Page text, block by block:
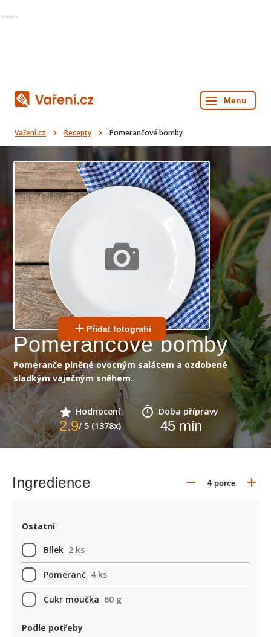
Reklama
Vaření.cz Recepty Pomerančové bomby
Přidat fotografii
Pomerančové bomby
Pomeranče plněné ovocným salátem a ozdobené
sladkým vaječným sněhem.
Hodnocení
2.9/ 5 (1378x)
Doba přípravy
45min
Ingredience
Ostatní
Bílek 2 ks
Pomeranč 4 ks
Cukr moučka 60 g
Podle potřeby